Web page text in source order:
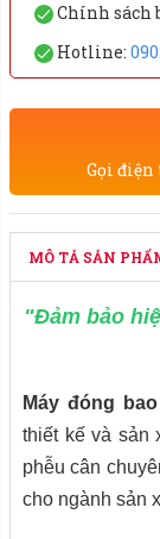
Chính sách
Hotline:
Gọi
MÔ TẢ SẢN
"Đảm bảo
Máy đóng
thiết kế và sản
phễu cân
cho ngành sản